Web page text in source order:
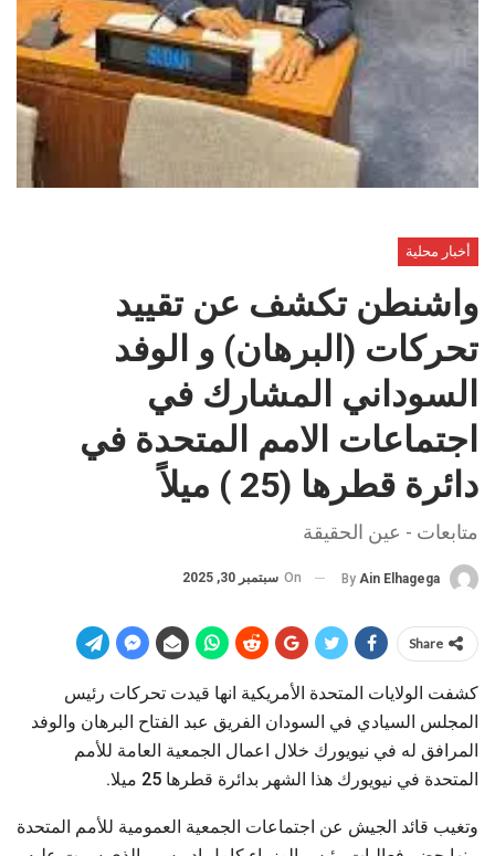
أخبار محلية
واشنطن تكشف عن تقييد
تحركات (البرهان) و الوفد
السوداني المشارك في
اجتماعات الامم المتحدة في
دائرة قطرها (25 ) ميلاً
متابعات - عين الحقيقة
By Ain Elhagega
On سبتمبر 30, 2025
Share
كشفت الولايات المتحدة الأمريكية انها قيدت تحركات رئيس
المجلس السيادي في السودان الفريق عبد الفتاح البرهان والوفد
المرافق له في نيويورك خلال اعمال الجمعية العامة للأمم
المتحدة في نيويورك هذا الشهر بدائرة قطرها 25 ميلا.
وتغيب قائد الجيش عن اجتماعات الجمعية العمومية للأمم المتحدة